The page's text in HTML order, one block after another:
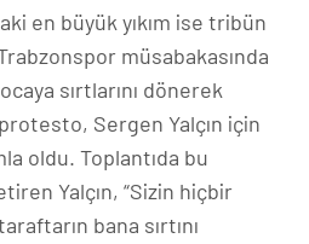
en büyük yıkım ise tribün
müsabakasında
sırtlarını dönerek
Sergen Yalçın için
oldu. Toplantıda bu
Yalçın, “Sizin hiçbir
bana sırtını